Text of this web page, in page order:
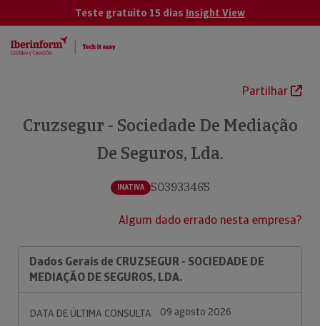
Teste gratuito 15 dias Insight View
Partilhar
Cruzsegur - Sociedade De Mediação
De Seguros, Lda.
INATIVA 503933465
Algum dado errado nesta empresa?
Dados Gerais de CRUZSEGUR - SOCIEDADE DE
MEDIAÇÃO DE SEGUROS, LDA.
DATA DE ÚLTIMA CONSULTA
09 agosto 2026